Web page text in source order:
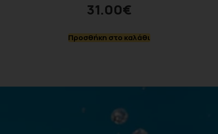
31.00€
Προσθήκη στο καλάθι